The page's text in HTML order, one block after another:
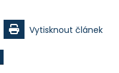
Vytisknout článek